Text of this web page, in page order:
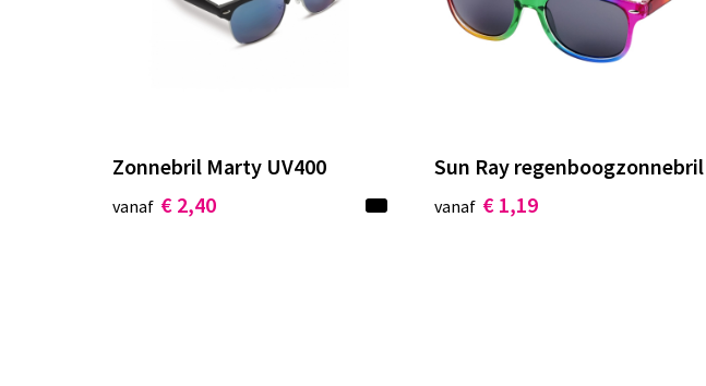
Zonnebril Marty UV400
vanaf € 2,40
Sun Ray regenboogzonnebril
vanaf € 1,19